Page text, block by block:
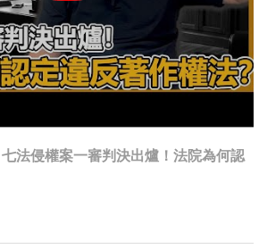
法侵權案一審判決出爐！法院為何認